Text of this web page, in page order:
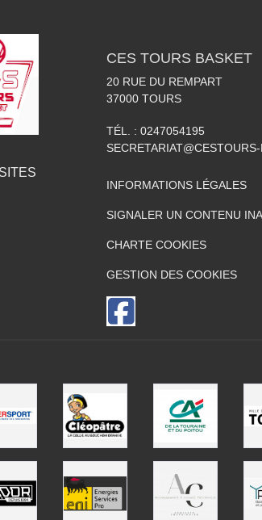
CES TOURS BASKET
20 RUE DU REMPART
37000 TOURS
TÉL. : 0247054195
INFORMATIONS LÉGALES
SIGNALER UN CONTENU
CHARTE COOKIES
GESTION DES COOKIES